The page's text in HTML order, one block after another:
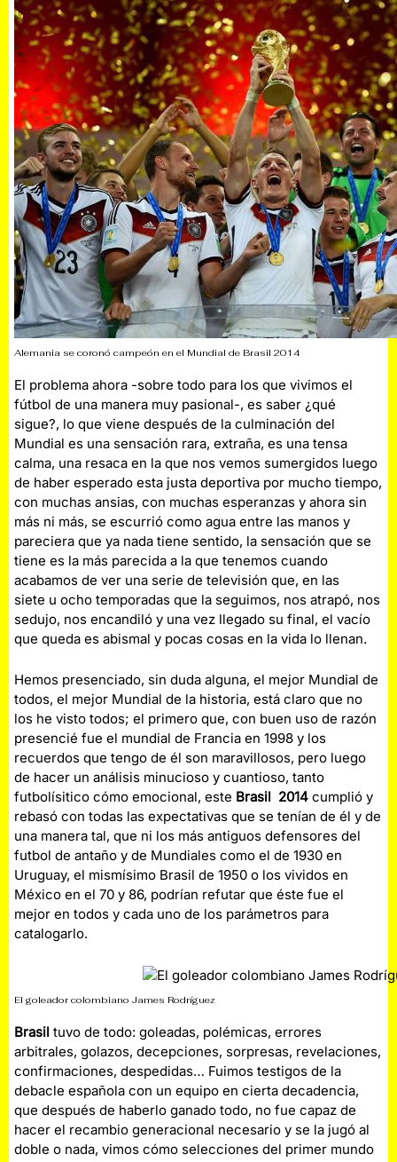
Alemania se coronó campeón en el Mundial de Brasil 2014
El problema ahora -sobre todo para los que vivimos el
fútbol de una manera muy pasional-, es saber ¿qué
sigue?, lo que viene después de la culminación del
Mundial es una sensación rara, extraña, es una tensa
calma, una resaca en la que nos vemos sumergidos luego
de haber esperado esta justa deportiva por mucho tiempo,
con muchas ansias, con muchas esperanzas y ahora sin
más ni más, se escurrió como agua entre las manos y
pareciera que ya nada tiene sentido, la sensación que se
tiene es la más parecida a la que tenemos cuando
acabamos de ver una serie de televisión que, en las
siete u ocho temporadas que la seguimos, nos atrapó, nos
sedujo, nos encandiló y una vez llegado su final, el vacío
que queda es abismal y pocas cosas en la vida lo llenan.
Hemos presenciado, sin duda alguna, el mejor Mundial de
todos, el mejor Mundial de la historia, está claro que no
los he visto todos; el primero que, con buen uso de razón
presencié fue el mundial de Francia en 1998 y los
recuerdos que tengo de él son maravillosos, pero luego
de hacer un análisis minucioso y cuantioso, tanto
futbolísitico cómo emocional, este Brasil 2014 cumplió y
rebasó con todas las expectativas que se tenían de él y de
una manera tal, que ni los más antiguos defensores del
futbol de antaño y de Mundiales como el de 1930 en
Uruguay, el mismísimo Brasil de 1950 o los vividos en
México en el 70 y 86, podrían refutar que éste fue el
mejor en todos y cada uno de los parámetros para
catalogarlo.
El goleador colombiano James Rodríguez
Brasil tuvo de todo: goleadas, polémicas, errores
arbitrales, golazos, decepciones, sorpresas, revelaciones,
confirmaciones, despedidas… Fuimos testigos de la
debacle española con un equipo en cierta decadencia,
que después de haberlo ganado todo, no fue capaz de
hacer el recambio generacional necesario y se la jugó al
doble o nada, vimos cómo selecciones del primer mundo